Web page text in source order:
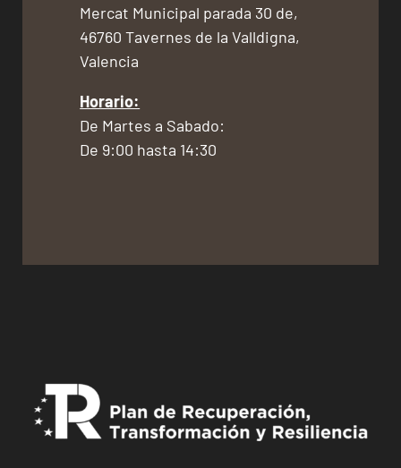
Mercat Municipal parada 30 de,
46760 Tavernes de la Valldigna,
Valencia
Horario:
De Martes a Sabado:
De 9:00 hasta 14:30